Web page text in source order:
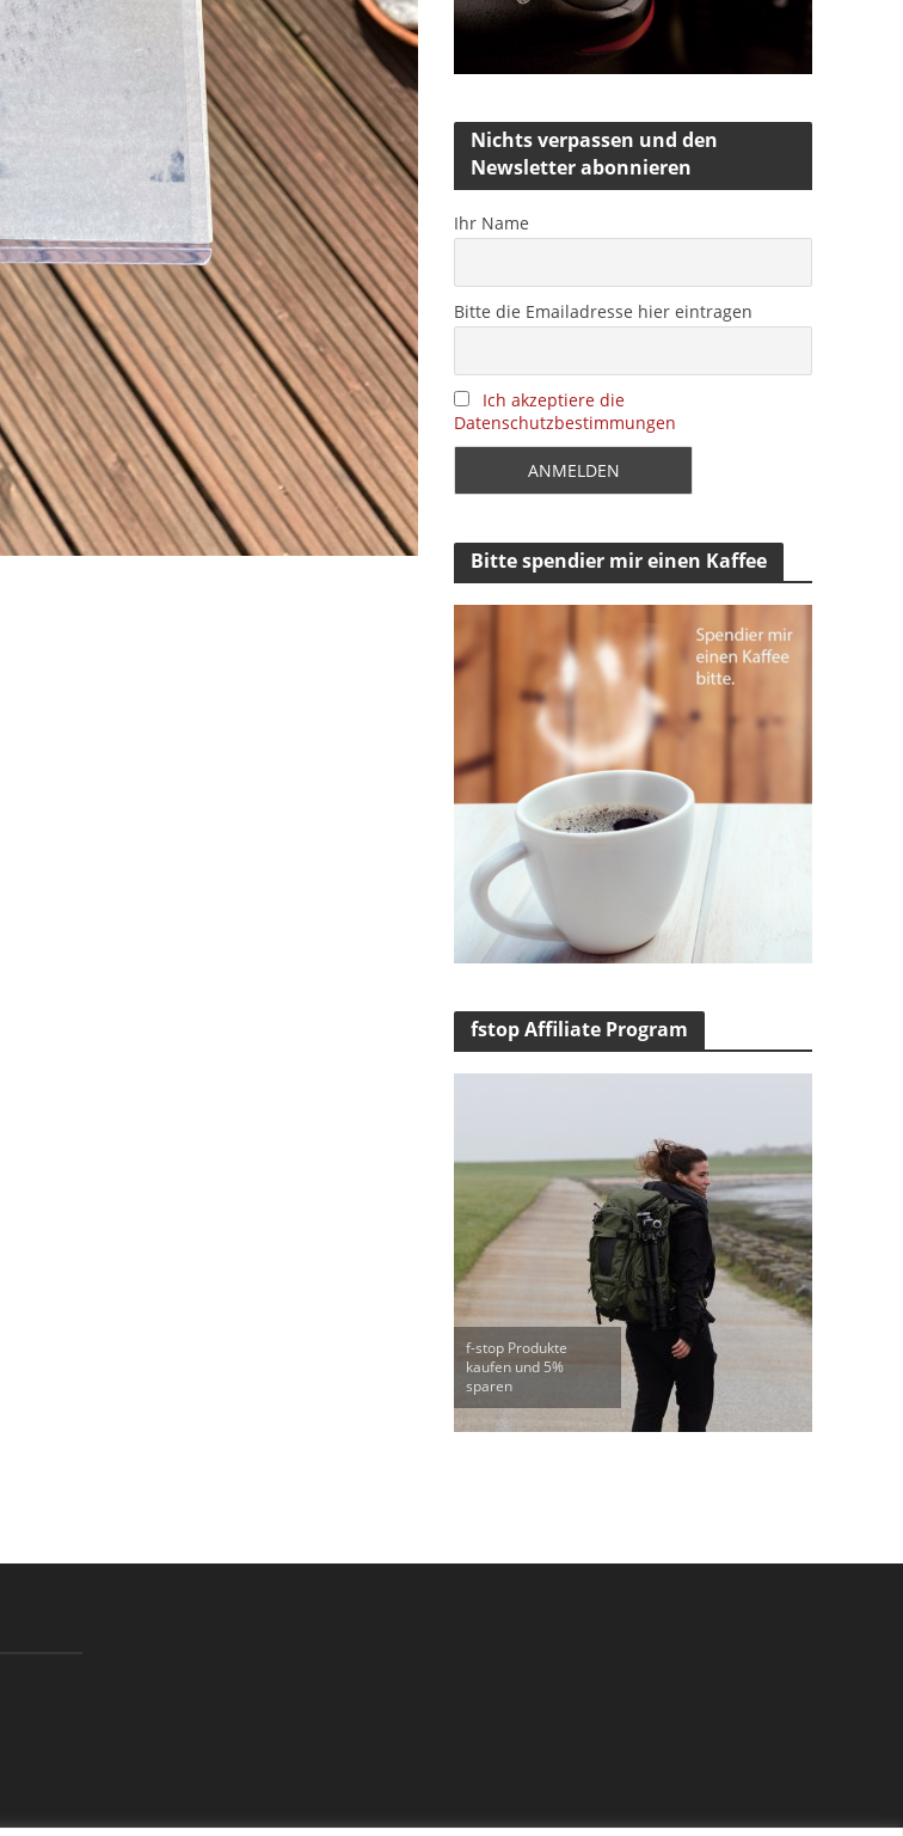
Nichts verpassen und den
Newsletter abonnieren
Ihr Name
Bitte die Emailadresse hier eintragen
Ich akzeptiere die
Datenschutzbestimmungen
Bitte spendier mir einen Kaffee
fstop Affiliate Program
f-stop Produkte
kaufen und 5%
sparen